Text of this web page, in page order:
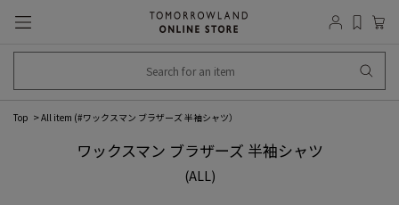
Top All item (#ワックスマン ブラザーズ 半袖シャツ）
ワックスマン ブラザーズ 半袖シャツ
(ALL)